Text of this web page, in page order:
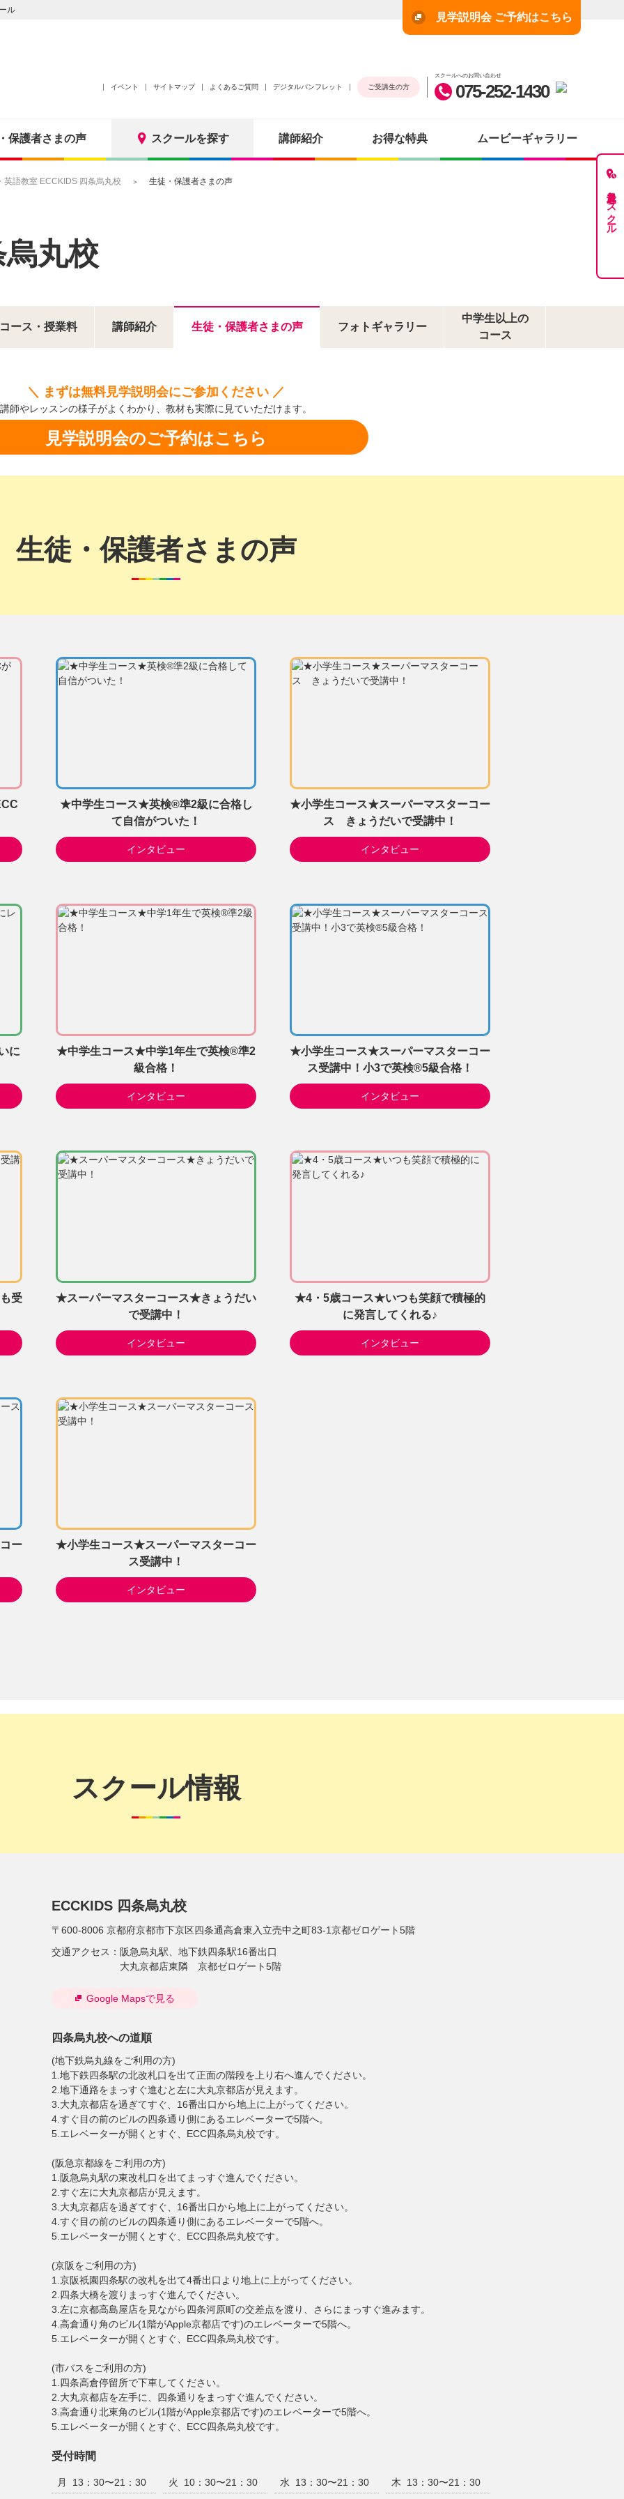
ル
見学説明会 ご予約はこちら
イベント サイトマップ よくあるご質問 デジタルパンフレット ご受講生の方
スクールへのお問い合わせ
075-252-1430
保護者さまの声 スクールを探す 講師紹介 お得な特典 ムービーギャラリー
最近見たスクール
英語教室 ECCKIDS 四条烏丸校 生徒・保護者さまの声
烏丸校
コース・授業料 講師紹介 生徒・保護者さまの声 フォトギャラリー
中学生以上の
コース
＼ まずは無料見学説明会にご参加ください ／
講師やレッスンの様子がよくわかり、 教材も実際に見ていただけます。
見学説明会のご予約はこちら
生徒・保護者さまの声
★中学生コース★英検®準2級に合格し
て自信がついた！
インタビュー
★小学生コース★スーパーマスターコー
ス きょうだいで受講中！
インタビュー
に
★中学生コース★中学1年生で英検®準2
級合格！
インタビュー
★小学生コース★スーパーマスターコー
ス受講中！小3で英検®5級合格！
インタビュー
受
★スーパーマスターコース★きょうだい
で受講中！
インタビュー
★4・5歳コース★いつも笑顔で積極的
に発言してくれる♪
インタビュー
ー
★小学生コース★スーパーマスターコー
ス受講中！
インタビュー
スクール情報
ECCKIDS 四条烏丸校
〒600-8006 京都府京都市下京区四条通高倉東入立売中之町83-1京都ゼロゲート5階
交通アクセス： 阪急烏丸駅、地下鉄四条駅16番出口
大丸京都店東隣 京都ゼロゲート5階
Google Mapsで見る
四条烏丸校への道順
(地下鉄烏丸線をご利用の方)
1.地下鉄四条駅の北改札口を出て正面の階段を上り右へ進んでください。
2.地下通路をまっすぐ進むと左に大丸京都店が見えます。
3.大丸京都店を過ぎてすぐ、16番出口から地上に上がってください。
4.すぐ目の前のビルの四条通り側にあるエレベーターで5階へ。
5.エレベーターが開くとすぐ、ECC四条烏丸校です。
(阪急京都線をご利用の方)
1.阪急烏丸駅の東改札口を出てまっすぐ進んでください。
2.すぐ左に大丸京都店が見えます。
3.大丸京都店を過ぎてすぐ、16番出口から地上に上がってください。
4.すぐ目の前のビルの四条通り側にあるエレベーターで5階へ。
5.エレベーターが開くとすぐ、ECC四条烏丸校です。
(京阪をご利用の方)
1.京阪祇園四条駅の改札を出て4番出口より地上に上がってください。
2.四条大橋を渡りまっすぐ進んでください。
3.左に京都高島屋店を見ながら四条河原町の交差点を渡り、さらにまっすぐ進みます。
4.高倉通り角のビル(1階がApple京都店です)のエレベーターで5階へ。
5.エレベーターが開くとすぐ、ECC四条烏丸校です。
(市バスをご利用の方)
1.四条高倉停留所で下車してください。
2.大丸京都店を左手に、四条通りをまっすぐ進んでください。
3.高倉通り北東角のビル(1階がApple京都店です)のエレベーターで5階へ。
5.エレベーターが開くとすぐ、ECC四条烏丸校です。
受付時間
月 13：30〜21：30 火 10：30〜21：30 水 13：30〜21：30 木
13：30〜21：30